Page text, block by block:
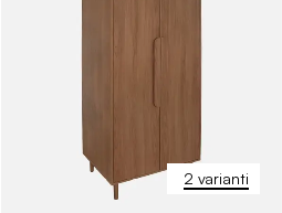
2 varianti